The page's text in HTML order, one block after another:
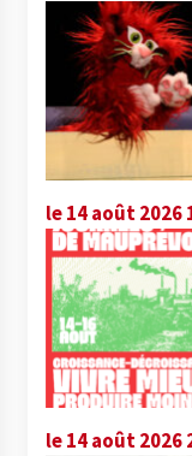
le 14 août 2026
le 14 août 2026